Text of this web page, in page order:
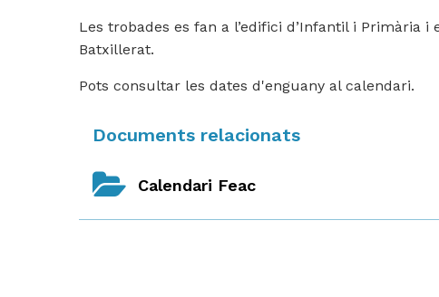
Les trobades es fan a l’edifici d’Infantil i Primària
Batxillerat.
Pots consultar les dates d'enguany al calendari.
Documents relacionats
Calendari Feac